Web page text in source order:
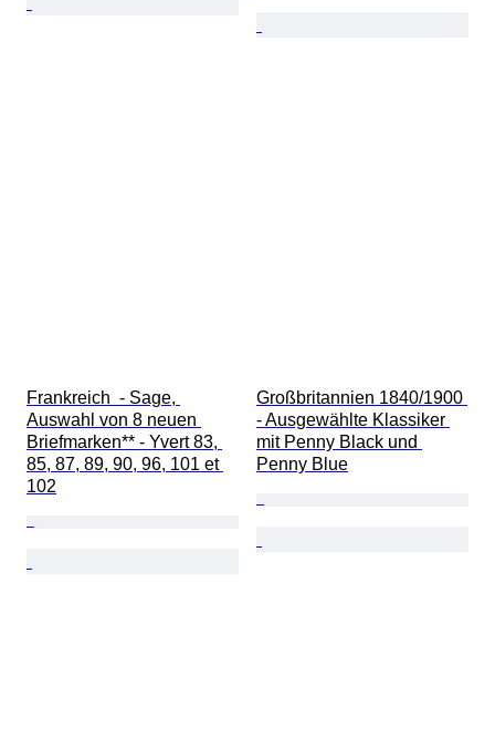
Frankreich  - Sage,
Auswahl von 8 neuen
Briefmarken** - Yvert 83,
85, 87, 89, 90, 96, 101 et
102
Großbritannien 1840/1900
- Ausgewählte Klassiker
mit Penny Black und
Penny Blue